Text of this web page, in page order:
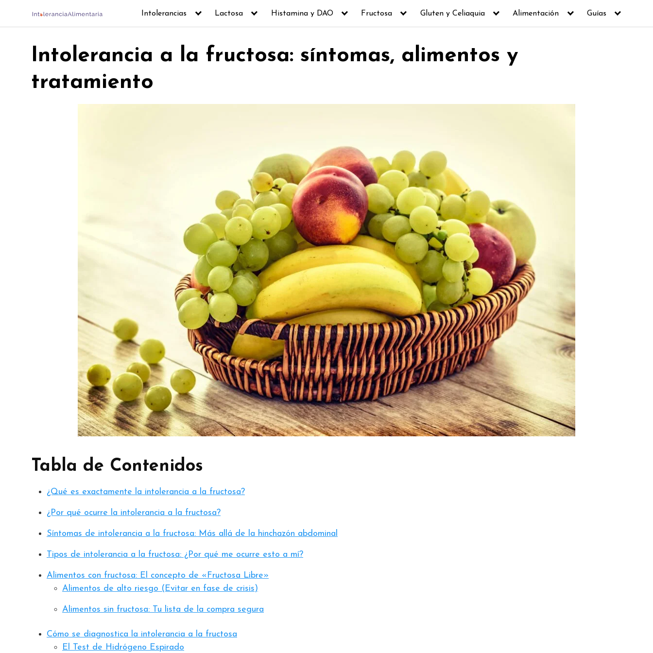
content
Intolerancias Lactosa Histamina y DAO Fructosa Gluten y Celiaquia Alimentación Guías
Intolerancia a la fructosa: síntomas, alimentos y
tratamiento
Tabla de Contenidos
¿Qué es exactamente la intolerancia a la fructosa?
¿Por qué ocurre la intolerancia a la fructosa?
Síntomas de intolerancia a la fructosa: Más allá de la hinchazón abdominal
Tipos de intolerancia a la fructosa: ¿Por qué me ocurre esto a mí?
Alimentos con fructosa: El concepto de «Fructosa Libre»
Alimentos de alto riesgo (Evitar en fase de crisis)
Alimentos sin fructosa: Tu lista de la compra segura
Cómo se diagnostica la intolerancia a la fructosa
El Test de Hidrógeno Espirado